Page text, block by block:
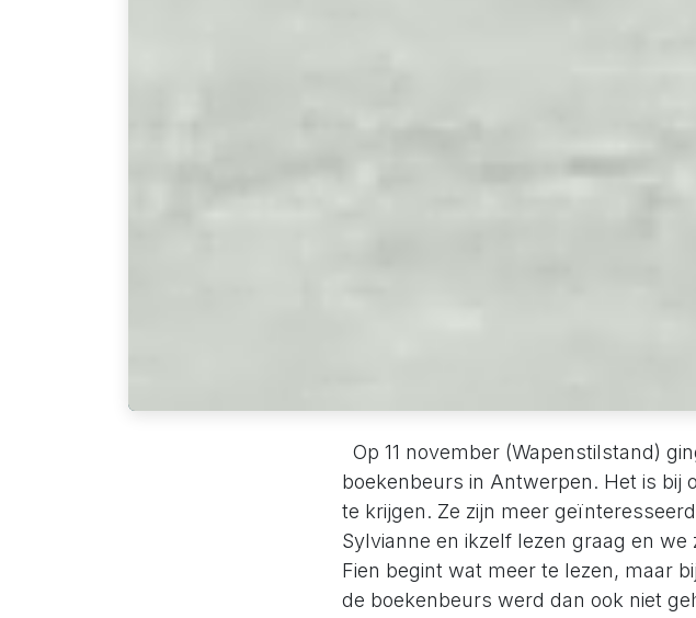
Op 11 november (Wapenstilstand)
boekenbeurs in Antwerpen. Het is bij
te krijgen. Ze zijn meer
Sylvianne en ikzelf lezen graag en
Fien begint wat meer te lezen, maar
de boekenbeurs werd dan ook niet